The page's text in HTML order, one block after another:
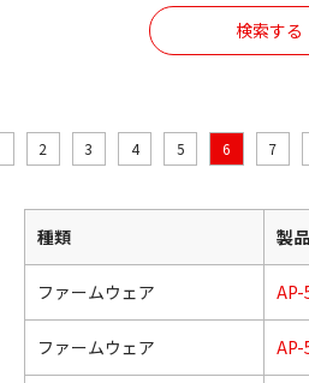
検索する
2 3 4 5 6 7
種類 製
ファームウェア AP-
ファームウェア AP-